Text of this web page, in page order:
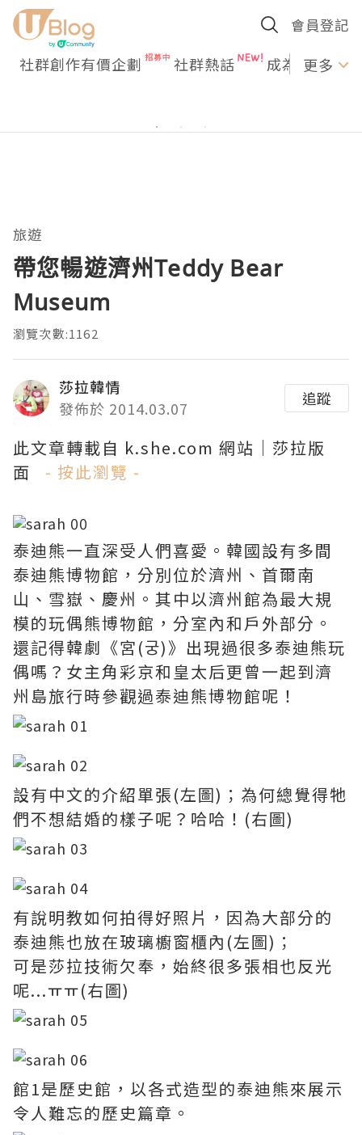
會員登記
社群創作有價企劃 社群熱話 成為U更多
旅遊
帶您暢遊濟州Teddy Bear
Museum
瀏覽次數:1162
莎拉韓情
發佈於 2014.03.07
追蹤
此文章轉載自 k.she.com 網站｜莎拉版
面 - 按此瀏覽 -
泰迪熊一直深受人們喜愛。韓國設有多間
泰迪熊博物館，分別位於濟州、首爾南
山、雪嶽、慶州。其中以濟州館為最大規
模的玩偶熊博物館，分室內和戶外部分。
還記得韓劇《宮(궁)》出現過很多泰迪熊玩
偶嗎？女主角彩京和皇太后更曾一起到濟
州島旅行時參觀過泰迪熊博物館呢！
設有中文的介紹單張(左圖)；為何總覺得牠
們不想結婚的樣子呢？哈哈！(右圖)
有說明教如何拍得好照片，因為大部分的
泰迪熊也放在玻璃櫥窗櫃內 (左圖)；
可是莎拉技術欠奉，始終很多張相也反光
呢...ㅠㅠ(右圖)
館1是歷史館，以各式造型的泰迪熊來展示
令人難忘的歷史篇章。